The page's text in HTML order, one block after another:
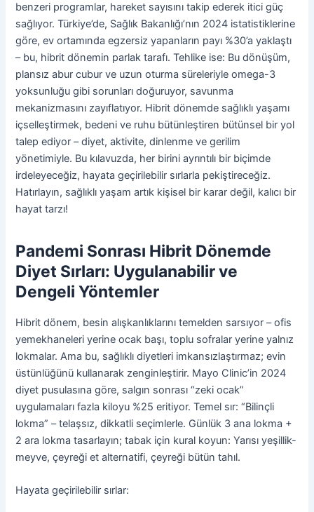
benzeri programlar, hareket sayısını takip ederek itici güç
sağlıyor. Türkiye’de, Sağlık Bakanlığı’nın 2024 istatistiklerine
göre, ev ortamında egzersiz yapanların payı %30’a yaklaştı
– bu, hibrit dönemin parlak tarafı. Tehlike ise: Bu dönüşüm,
plansız abur cubur ve uzun oturma süreleriyle omega-3
yoksunluğu gibi sorunları doğuruyor, savunma
mekanizmasını zayıflatıyor. Hibrit dönemde sağlıklı yaşamı
içselleştirmek, bedeni ve ruhu bütünleştiren bütünsel bir yol
talep ediyor – diyet, aktivite, dinlenme ve gerilim
yönetimiyle. Bu kılavuzda, her birini ayrıntılı bir biçimde
irdeleyeceğiz, hayata geçirilebilir sırlarla pekiştireceğiz.
Hatırlayın, sağlıklı yaşam artık kişisel bir karar değil, kalıcı bir
hayat tarzı!
Pandemi Sonrası Hibrit Dönemde
Diyet Sırları: Uygulanabilir ve
Dengeli Yöntemler
Hibrit dönem, besin alışkanlıklarını temelden sarsıyor – ofis
yemekhaneleri yerine ocak başı, toplu sofralar yerine yalnız
lokmalar. Ama bu, sağlıklı diyetleri imkansızlaştırmaz; evin
üstünlüğünü kullanarak zenginleştirir. Mayo Clinic’in 2024
diyet pusulasına göre, salgın sonrası “zeki ocak”
uygulamaları fazla kiloyu %25 eritiyor. Temel sır: “Bilinçli
lokma” – telaşsız, dikkatli seçimlerle. Günlük 3 ana lokma +
2 ara lokma tasarlayın; tabak için kural koyun: Yarısı yeşillik-
meyve, çeyreği et alternatifi, çeyreği bütün tahıl.
Hayata geçirilebilir sırlar: